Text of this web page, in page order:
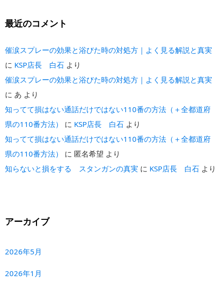
最近のコメント
催涙スプレーの効果と浴びた時の対処方｜よく見る解説と真実
に KSP店長 白石 より
催涙スプレーの効果と浴びた時の対処方｜よく見る解説と真実
に あ より
知ってて損はない通話だけではない110番の方法（＋全都道府
県の110番方法）
に KSP店長 白石 より
知ってて損はない通話だけではない110番の方法（＋全都道府
県の110番方法）
に 匿名希望 より
知らないと損をする スタンガンの真実 に KSP店長 白石 より
アーカイブ
2026年5月
2026年1月